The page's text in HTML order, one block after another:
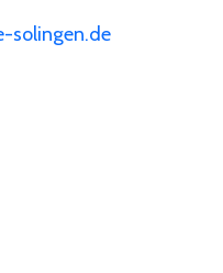
solingen.de